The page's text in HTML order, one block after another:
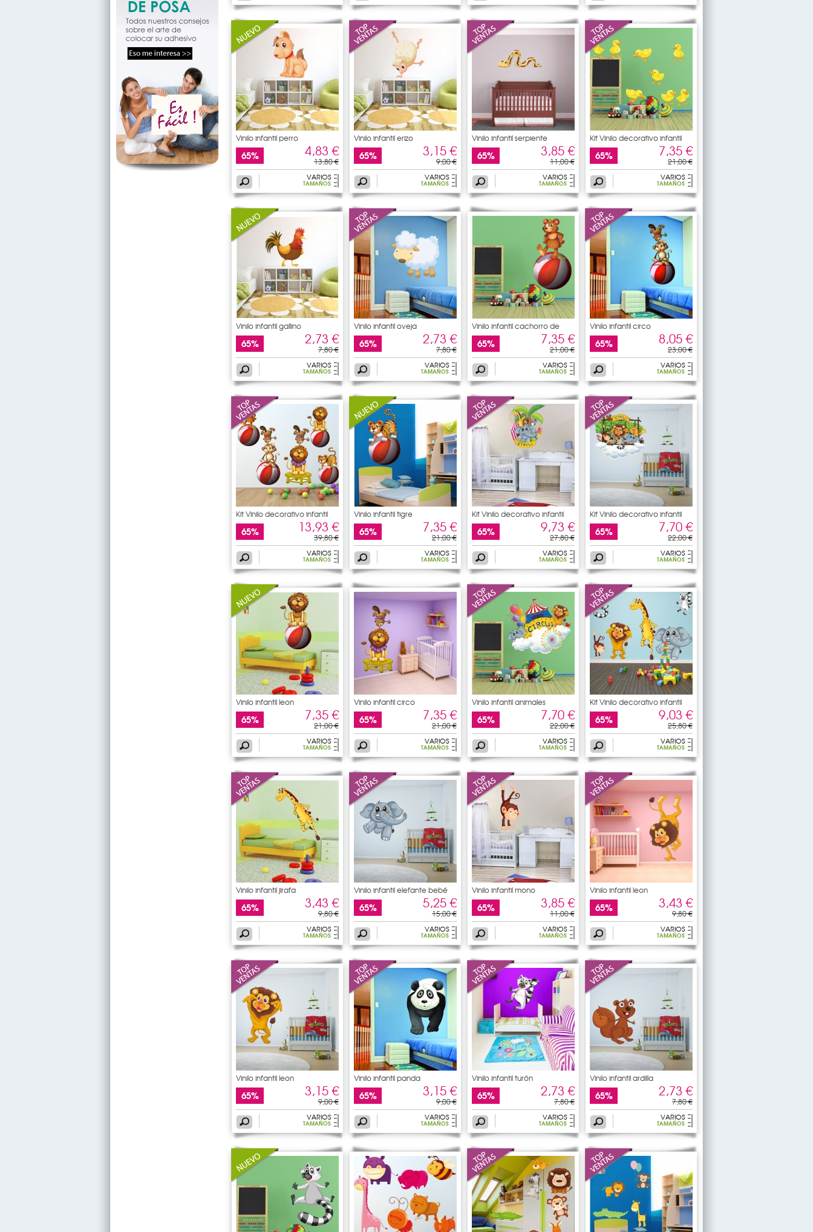
Vinilo infantil perro
65% 4,83 €
13,80 €
VARIOS
TAMAÑOS
Vinilo infantil erizo
65% 3,15 €
9,00 €
VARIOS
TAMAÑOS
Vinilo infantil serpiente
65% 3,85 €
11,00 €
VARIOS
TAMAÑOS
Kit Vinilo decorativo infantil
65% 7,35 €
21,00 €
VARIOS
TAMAÑOS
Vinilo infantil gallino
65% 2,73 €
7,80 €
VARIOS
TAMAÑOS
Vinilo infantil oveja
65% 2,73 €
7,80 €
VARIOS
TAMAÑOS
Vinilo infantil cachorro de
65% 7,35 €
21,00 €
VARIOS
TAMAÑOS
Vinilo infantil circo
65% 8,05 €
23,00 €
VARIOS
TAMAÑOS
Kit Vinilo decorativo infantil
65% 13,93 €
39,80 €
VARIOS
TAMAÑOS
Vinilo infantil tigre
65% 7,35 €
21,00 €
VARIOS
TAMAÑOS
Kit Vinilo decorativo infantil
65% 9,73 €
27,80 €
VARIOS
TAMAÑOS
Kit Vinilo decorativo infantil
65% 7,70 €
22,00 €
VARIOS
TAMAÑOS
Vinilo infantil leon
65% 7,35 €
21,00 €
VARIOS
TAMAÑOS
Vinilo infantil circo
65% 7,35 €
21,00 €
VARIOS
TAMAÑOS
Vinilo infantil animales
65% 7,70 €
22,00 €
VARIOS
TAMAÑOS
Kit Vinilo decorativo infantil
65% 9,03 €
25,80 €
VARIOS
TAMAÑOS
Vinilo infantil jirafa
65% 3,43 €
9,80 €
VARIOS
TAMAÑOS
Vinilo infantil elefante bebé
65% 5,25 €
15,00 €
VARIOS
TAMAÑOS
Vinilo infantil mono
65% 3,85 €
11,00 €
VARIOS
TAMAÑOS
Vinilo infantil leon
65% 3,43 €
9,80 €
VARIOS
TAMAÑOS
Vinilo infantil leon
65% 3,15 €
9,00 €
VARIOS
TAMAÑOS
Vinilo infantil panda
65% 3,15 €
9,00 €
VARIOS
TAMAÑOS
Vinilo infantil turón
65% 2,73 €
7,80 €
VARIOS
TAMAÑOS
Vinilo infantil ardilla
65% 2,73 €
7,80 €
VARIOS
TAMAÑOS